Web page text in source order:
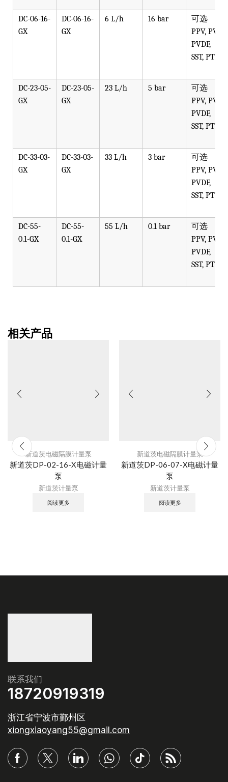
DC-06-16-
GX
DC-06-16-
GX
6 L/h 16 bar
可选
PPV, PVT,
PVDF,
SST, PTFE
DC-23-05-
GX
DC-23-05-
GX
23 L/h 5 bar
可选
PPV, PVT,
PVDF,
SST, PTFE
DC-33-03-
GX
DC-33-03-
GX
33 L/h 3 bar
可选
PPV, PVT,
PVDF,
SST, PTFE
DC-55-
0.1-GX
DC-55-
0.1-GX
55 L/h 0.1 bar
可选
PPV, PVT,
PVDF,
SST, PTFE
相关产品
新道茨电磁隔膜计量泵
新道茨DP-02-16-X电磁计量
泵
新道茨计量泵
阅读更多
新道茨电磁隔膜计量泵
新道茨DP-06-07-X电磁计量
泵
新道茨计量泵
阅读更多
联系我们
18720919319
浙江省宁波市鄞州区
xiongxiaoyang55@gmail.com